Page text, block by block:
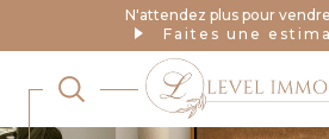
N'attendez plus pour
Faites une